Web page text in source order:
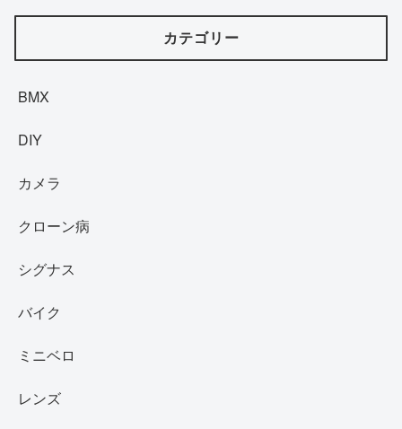
カテゴリー
BMX
DIY
カメラ
クローン病
シグナス
バイク
ミニベロ
レンズ